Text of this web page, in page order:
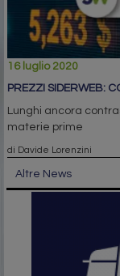
16 luglio 2020
PREZZI SIDERWEB:
Lunghi ancora
materie prime
di Davide Lorenzini
Altre News